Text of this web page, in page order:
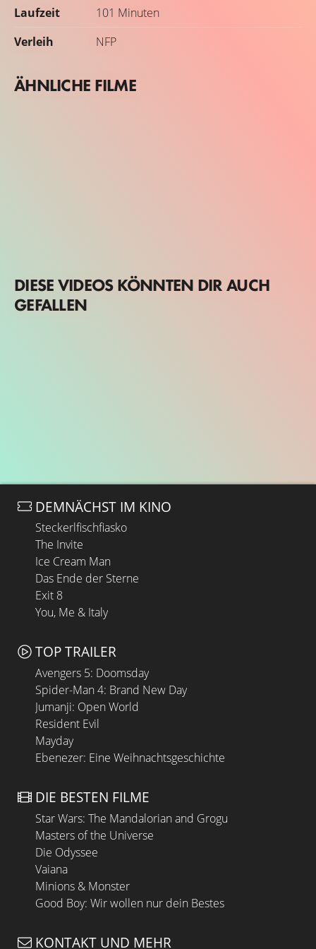
Laufzeit
101 Minuten
Verleih
NFP
ÄHNLICHE FILME
DIESE VIDEOS KÖNNTEN DIR AUCH
GEFALLEN
DEMNÄCHST IM KINO
Steckerlfischfiasko
The Invite
Ice Cream Man
Das Ende der Sterne
Exit 8
You, Me & Italy
TOP TRAILER
Avengers 5: Doomsday
Spider-Man 4: Brand New Day
Jumanji: Open World
Resident Evil
Mayday
Ebenezer: Eine Weihnachtsgeschichte
DIE BESTEN FILME
Star Wars: The Mandalorian and Grogu
Masters of the Universe
Die Odyssee
Vaiana
Minions & Monster
Good Boy: Wir wollen nur dein Bestes
KONTAKT UND MEHR